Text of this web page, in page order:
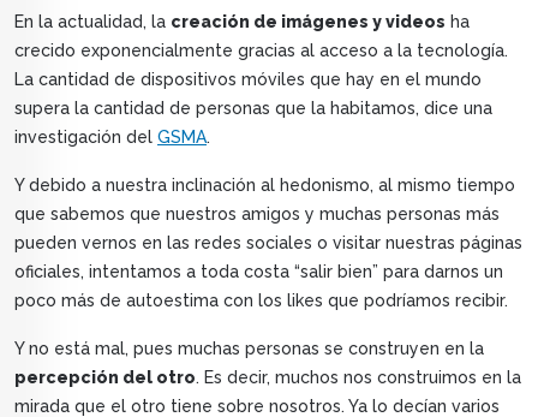
En la actualidad, la creación de imágenes y videos ha
crecido exponencialmente gracias al acceso a la tecnología.
La cantidad de dispositivos móviles que hay en el mundo
supera la cantidad de personas que la habitamos, dice una
investigación del GSMA.
Y debido a nuestra inclinación al hedonismo, al mismo tiempo
que sabemos que nuestros amigos y muchas personas más
pueden vernos en las redes sociales o visitar nuestras páginas
oficiales, intentamos a toda costa “salir bien” para darnos un
poco más de autoestima con los likes que podríamos recibir.
Y no está mal, pues muchas personas se construyen en la
percepción del otro. Es decir, muchos nos construimos en la
mirada que el otro tiene sobre nosotros. Ya lo decían varios